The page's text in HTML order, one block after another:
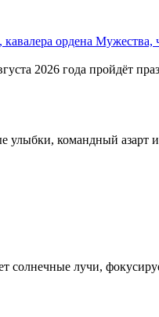
ордена Мужества,
2026 года пройдёт
улыбки, командный азарт
солнечные лучи,